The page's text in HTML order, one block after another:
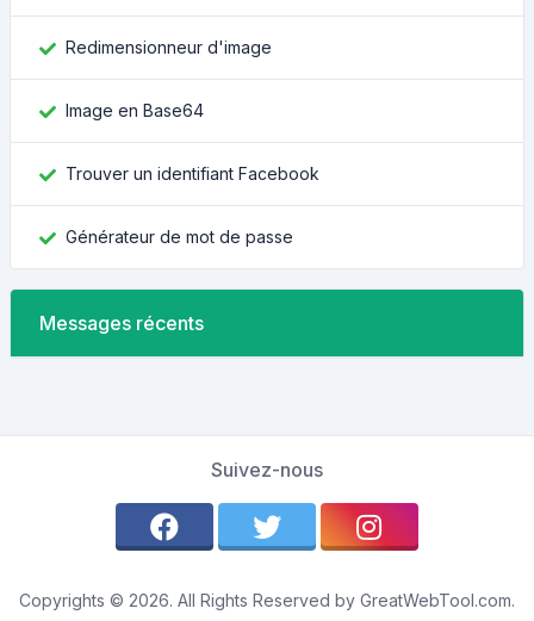
Redimensionneur d'image
Image en Base64
Trouver un identifiant Facebook
Générateur de mot de passe
Messages récents
Suivez-nous
Copyrights © 2026. All Rights Reserved by GreatWebTool.com.